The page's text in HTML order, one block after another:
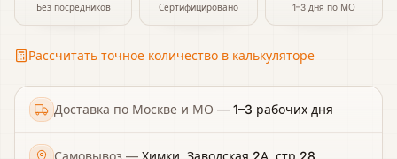
Без посредников Сертифицировано 1–3 дня по МО
Рассчитать точное количество в калькуляторе
Доставка по Москве и МО — 1–3 рабочих дня
Самовывоз — Химки, Заводская 2А, стр.28